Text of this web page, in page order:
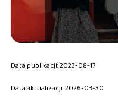
Data publikacji: 2023-08-17
Data aktualizacji: 2026-03-30